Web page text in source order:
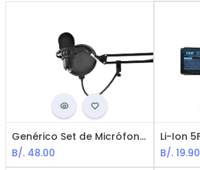
Genérico Set de Micrófono para Podcast / USB / Negro
B/. 48.00
B/. 19.90